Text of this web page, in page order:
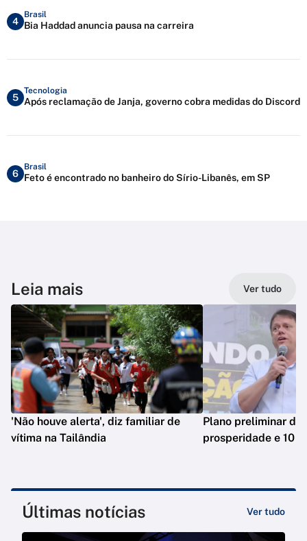
4
Brasil
Bia Haddad anuncia pausa na carreira
5
Tecnologia
Após reclamação de Janja, governo cobra medidas do Discord
6
Brasil
Feto é encontrado no banheiro do Sírio-Libanês, em SP
Leia mais Ver tudo
'Não houve alerta', diz familiar de
vítima na Tailândia
Plano preliminar de
prosperidade e 10
Últimas notícias Ver tudo